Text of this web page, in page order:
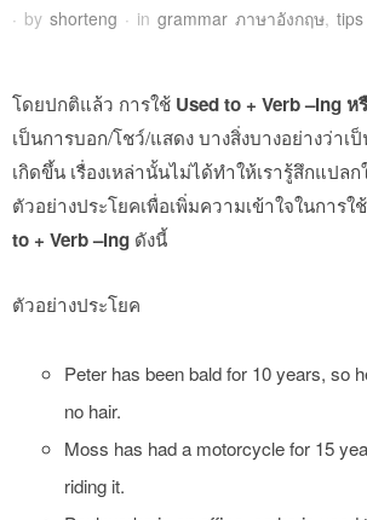
· by shorteng · in grammar ภาษาอังกฤษ,
โดยปกติแล้ว การใช้ Used to + Verb –ingห
เป็นการบอก/โชว์/แสดง บางสิ่งบางอย่างว่าเ
เกิดขึ้น เรื่องเหล่านั้นไม่ได้ทำให้เรารู้สึกแปล
ตัวอย่างประโยคเพื่อเพิ่มความเข้าใจในการใ
to + Verb –ing ดังนี้
ตัวอย่างประโยค
Peter has been bald for 10 years, so
no hair.
Moss has had a motorcycle for 15
riding it.